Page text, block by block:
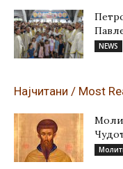
NEWS
Најчитани / Most